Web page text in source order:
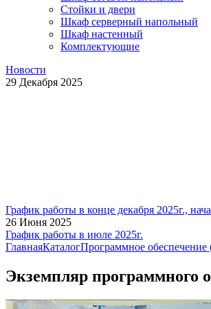
Стойки и двери
Шкаф серверный напольный
Шкаф настенный
Комплектующие
Новости
29 Декабря 2025
График работы в конце декабря 2025г.,
26 Июня 2025
График работы в июле 2025г.
ГлавнаяКаталогПрограммное
Экземпляр программного